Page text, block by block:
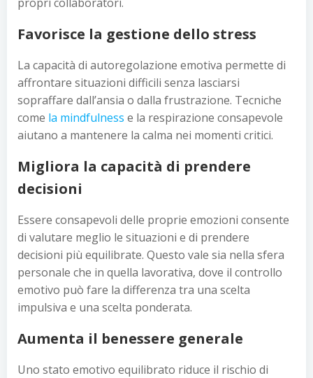
Favorisce la gestione dello stress
La capacità di autoregolazione emotiva permette di
affrontare situazioni difficili senza lasciarsi
sopraffare dall’ansia o dalla frustrazione. Tecniche
come la mindfulness e la respirazione consapevole
aiutano a mantenere la calma nei momenti critici.
Migliora la capacità di prendere
decisioni
Essere consapevoli delle proprie emozioni consente
di valutare meglio le situazioni e di prendere
decisioni più equilibrate. Questo vale sia nella sfera
personale che in quella lavorativa, dove il controllo
emotivo può fare la differenza tra una scelta
impulsiva e una scelta ponderata.
Aumenta il benessere generale
Uno stato emotivo equilibrato riduce il rischio di